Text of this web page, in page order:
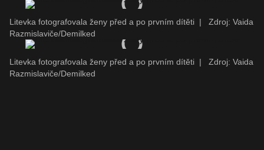
Litevka fotografovala ženy před a po prvním dítěti |
Zdroj: Vaida
Razmislaviče/Demilked
Litevka fotografovala ženy před a po prvním dítěti |
Zdroj: Vaida
Razmislaviče/Demilked